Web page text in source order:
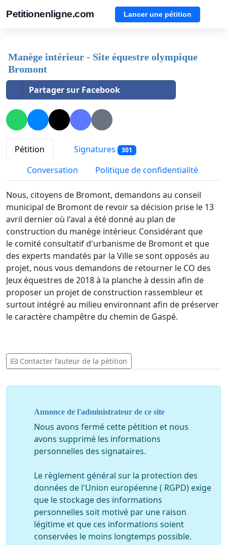
Petitionenligne.com Lancer une pétition
Manège intérieur - Site équestre olympique
Bromont
Partager sur Facebook
Pétition Signatures 301
Conversation Politique de confidentialité
Nous, citoyens de Bromont, demandons au conseil
municipal de Bromont de revoir sa décision prise le 13
avril dernier où l'aval a été donné au plan de
construction du manège intérieur. Considérant que
le comité consultatif d'urbanisme de Bromont et que
des experts mandatés par la Ville se sont opposés au
projet, nous vous demandons de retourner le CO des
Jeux équestres de 2018 à la planche à dessin afin de
proposer un projet de construction rassembleur et
surtout intégré au milieu environnant afin de préserver
le caractère champêtre du chemin de Gaspé.
Contacter l’auteur de la pétition
Annonce de l'administrateur de ce site
Nous avons fermé cette pétition et nous
avons supprimé les informations
personnelles des signataires.
Le règlement général sur la protection des
données de l'Union européenne ( RGPD) exige
que le stockage des informations
personnelles soit motivé par une raison
légitime et que ces informations soient
conservées le moins longtemps possible.